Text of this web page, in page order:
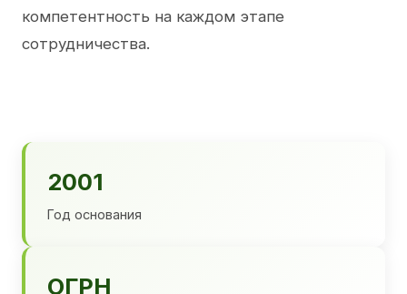
компетентность на каждом этапе
сотрудничества.
2001
Год основания
ОГРН